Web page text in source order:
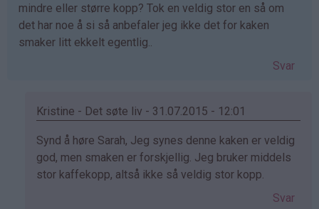
mindre eller større kopp? Tok en veldig stor en så om
det har noe å si så anbefaler jeg ikke det for kaken
smaker litt ekkelt egentlig..
Svar
Kristine - Det søte liv - 31.07.2015 - 12:01
Som
svar
på
Synd å høre Sarah, Jeg synes denne kaken er veldig
god, men smaken er forskjellig. Jeg bruker middels
stor kaffekopp, altså ikke så veldig stor kopp.
Svar